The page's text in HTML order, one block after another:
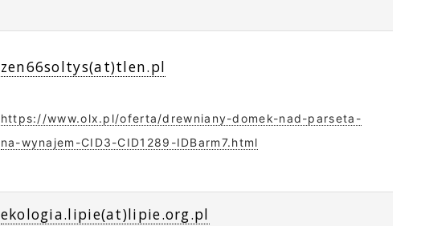
zen66soltys(at)tlen.pl
https://www.olx.pl/oferta/drewniany-domek-nad-parseta-
na-wynajem-CID3-CID1289-IDBarm7.html
ekologia.lipie(at)lipie.org.pl